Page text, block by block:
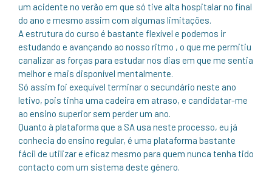
um acidente no verão em que só tive alta hospitalar no final
do ano e mesmo assim com algumas limitações.
A estrutura do curso é bastante flexível e podemos ir
estudando e avançando ao nosso ritmo , o que me permitiu
canalizar as forças para estudar nos dias em que me sentia
melhor e mais disponível mentalmente.
Só assim foi exequível terminar o secundário neste ano
letivo, pois tinha uma cadeira em atraso, e candidatar-me
ao ensino superior sem perder um ano.
Quanto à plataforma que a SA usa neste processo, eu já
conhecia do ensino regular, é uma plataforma bastante
fácil de utilizar e eficaz mesmo para quem nunca tenha tido
contacto com um sistema deste género.